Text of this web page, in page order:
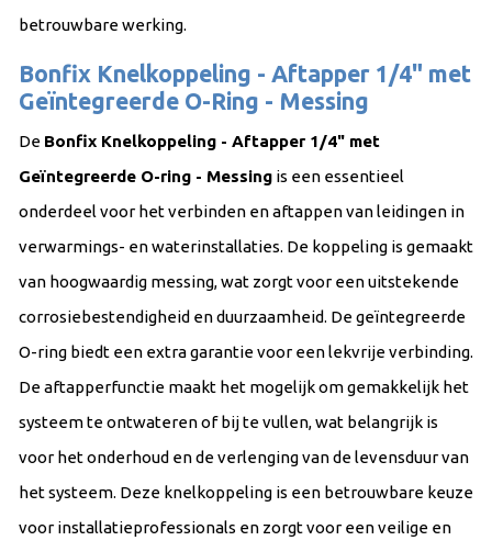
betrouwbare werking.
Bonfix Knelkoppeling - Aftapper 1/4" met
Geïntegreerde O-Ring - Messing
De Bonfix Knelkoppeling - Aftapper 1/4" met
Geïntegreerde O-ring - Messing is een essentieel
onderdeel voor het verbinden en aftappen van leidingen in
verwarmings- en waterinstallaties. De koppeling is gemaakt
van hoogwaardig messing, wat zorgt voor een uitstekende
corrosiebestendigheid en duurzaamheid. De geïntegreerde
O-ring biedt een extra garantie voor een lekvrije verbinding.
De aftapperfunctie maakt het mogelijk om gemakkelijk het
systeem te ontwateren of bij te vullen, wat belangrijk is
voor het onderhoud en de verlenging van de levensduur van
het systeem. Deze knelkoppeling is een betrouwbare keuze
voor installatieprofessionals en zorgt voor een veilige en